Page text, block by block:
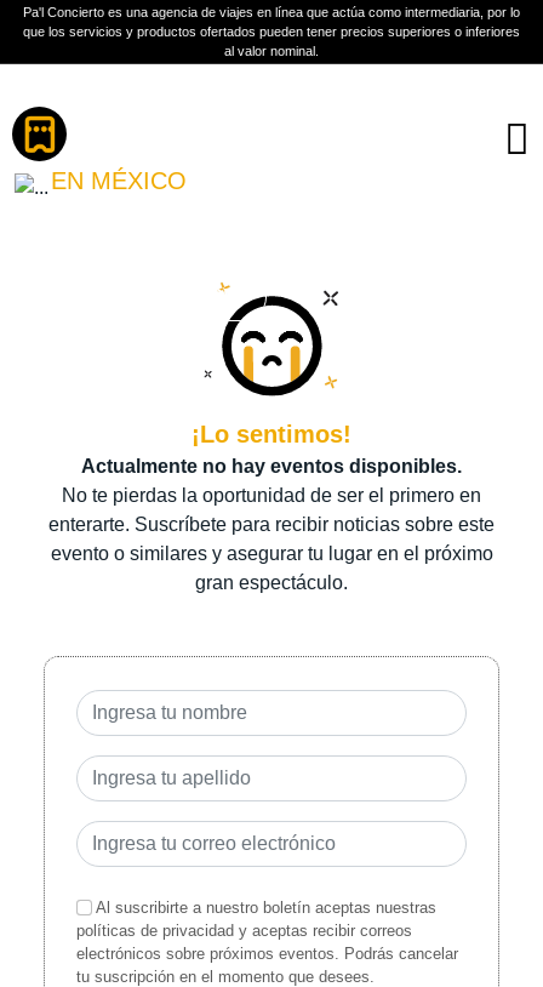
Pa'l Concierto es una agencia de viajes en línea que actúa como intermediaria, por lo
que los servicios y productos ofertados pueden tener precios superiores o inferiores
al valor nominal.
FESTIVAL CITY
EN MÉXICO
Más información
¡Lo sentimos!
Actualmente no hay eventos disponibles.
No te pierdas la oportunidad de ser el primero en
enterarte. Suscríbete para recibir noticias sobre este
evento o similares y asegurar tu lugar en el próximo
gran espectáculo.
Al suscribirte a nuestro boletín aceptas nuestras
políticas de privacidad y aceptas recibir correos
electrónicos sobre próximos eventos. Podrás cancelar
tu suscripción en el momento que desees.